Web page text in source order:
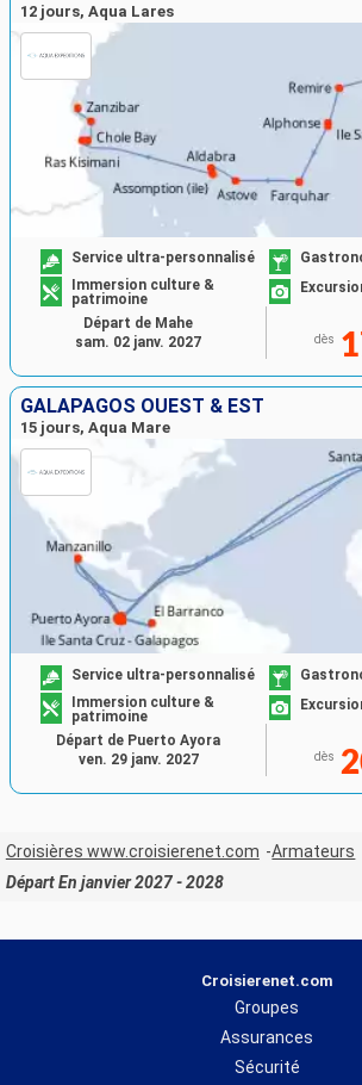
12 jours, Aqua Lares
Service ultra-personnalisé
Immersion culture &
patrimoine
dès
Départ de Mahe
sam. 02 janv. 2027
GALAPAGOS OUEST & EST
15 jours, Aqua Mare
Service ultra-personnalisé
Immersion culture &
patrimoine
dès
Départ de Puerto Ayora
ven. 29 janv. 2027
Croisières www.croisierenet.com Armateurs
Départ En janvier 2027 - 2028
Croisierenet.com
Groupes
Assurances
Sécurité